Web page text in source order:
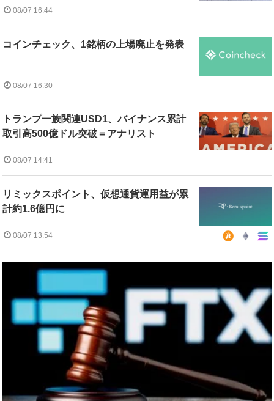
08/07 16:44
コインチェック、1銘柄の上場廃止を発表
08/07 16:30
トランプ一族関連USD1、バイナンス累計
取引高500億ドル突破＝アナリスト
08/07 14:41
リミックスポイント、仮想通貨運用益が累
計約1.6億円に
08/07 13:54